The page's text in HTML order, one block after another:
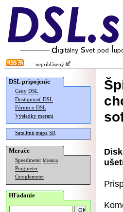
neprihlásený
DSL pripojenie
Ceny DSL
Dostupnosť DSL
Fórum o DSL
Výsledky meraní
Satelitná mapa SR
Merače
Speedmeter Merania
Pingmeter
Googlemeter
Hľadanie